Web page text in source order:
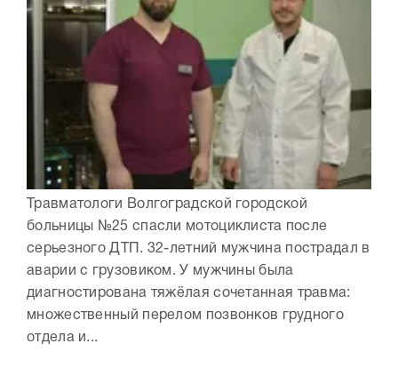
Травматологи Волгоградской городской
больницы №25 спасли мотоциклиста после
серьезного ДТП. 32-летний мужчина пострадал в
аварии с грузовиком. У мужчины была
диагностирована тяжёлая сочетанная травма:
множественный перелом позвонков грудного
отдела и...